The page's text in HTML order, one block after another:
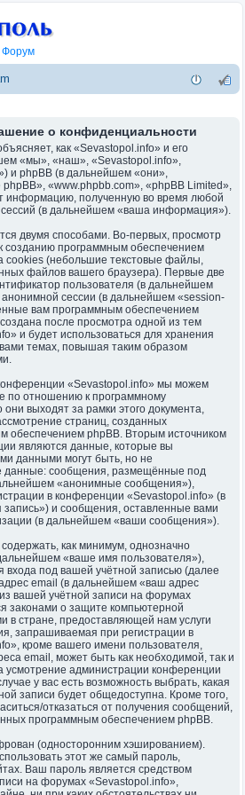
Форум
о конфиденциальности
как «Sevastopol.info» и его
«мы», «наш», «Sevastopol.info»,
и phpBB (в дальнейшем «они»,
«www.phpbb.com», «phpBB Limited»,
информацию, полученную во время любой
сессий (в дальнейшем «ваша информация»).
двумя способами. Во-первых, просмотр
созданию программным обеспечением
cookies (небольшие текстовые файлы,
файлов вашего браузера). Первые две
пользователя (в дальнейшем
сессии (в дальнейшем «session-
вам программным обеспечением
после просмотра одной из тем
и будет использоваться для хранения
темах, повышая таким образом
«Sevastopol.info» мы можем
по отношению к программному
выходят за рамки этого документа,
страниц, созданных
обеспечением phpBB. Вторым источником
являются данные, которые вы
данными могут быть, но не
данные: сообщения, размещённые под
«анонимные сообщения»),
в конференции «Sevastopol.info» (в
и сообщения, оставленные вами
(в дальнейшем «ваши сообщения»).
как минимум, однозначно
«ваше имя пользователя»),
входа под вашей учётной записью (далее
email (в дальнейшем «ваш адрес
вашей учётной записи на форумах
законами о защите компьютерной
стране, предоставляющей нам услуги
запрашиваемая при регистрации в
кроме вашего имени пользователя,
email, может быть как необходимой, так и
усмотрение администрации конференции
у вас есть возможность выбрать, какая
записи будет общедоступна. Кроме того,
отказаться от получения сообщений,
программным обеспечением phpBB.
(односторонним хэшированием).
этот же самый пароль,
Ваш пароль является средством
на форумах «Sevastopol.info»,